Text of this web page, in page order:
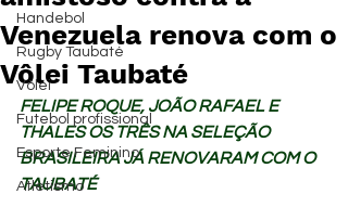
Handebol
Rugby Taubaté
Vôlei
Futebol profissional
Esporte Feminino
Atletismo
Venezuela renova com o
Vôlei Taubaté
FELIPE ROQUE, JOÃO RAFAEL E
THALES OS TRÊS NA SELEÇÃO
BRASILEIRA JÁ RENOVARAM COM O
TAUBATÉ